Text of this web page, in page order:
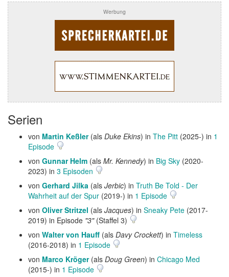
Werbung
Serien
von Martin Keßler(als Duke Ekins) in The Pitt (2025-) in 1
Episode
von Gunnar Helm (als Mr. Kennedy) in Big Sky (2020-
2023) in 3 Episoden
von Gerhard Jilka (als Jerbic) in Truth Be Told - Der
Wahrheit auf der Spur (2019-) in 1 Episode
von Oliver Stritzel (als Jacques) in Sneaky Pete (2017-
2019) in Episode "3"(Staffel 3)
von Walter von Hauff (als Davy Crockett) in Timeless
(2016-2018) in 1 Episode
von Marco Kröger(als Doug Green) in Chicago Med
(2015-) in 1 Episode